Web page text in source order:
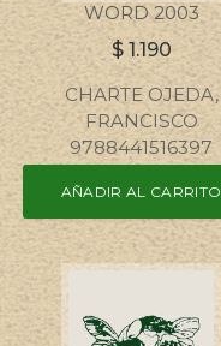
WORD 2003
$ 1.190
CHARTE OJEDA,
FRANCISCO
9788441516397
AÑADIR AL CARRITO